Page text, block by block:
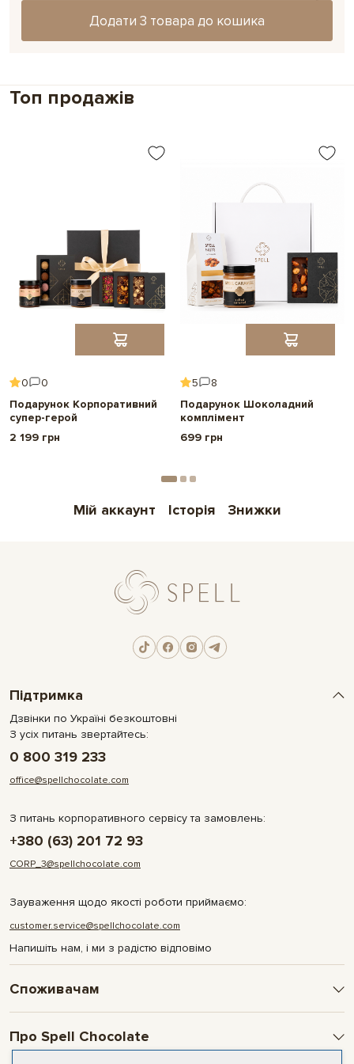
Додати 3 товара до кошика
Топ продажів
0
0
Подарунок Корпоративний
супер-герой
2 199 грн
5
8
Подарунок Шоколадний
комплімент
699 грн
Мій аккаунт Історія Знижки
Підтримка
Дзвінки по Україні безкоштовні
З усіх питань звертайтесь:
0 800 319 233
office@spellchocolate.com
З питань корпоративного сервісу та замовлень:
+380 (63) 201 72 93
CORP_3@spellchocolate.com
Зауваження щодо якості роботи приймаємо:
customer.service@spellchocolate.com
Напишіть нам, і ми з радістю відповімо
Споживачам
Оплата та доставка
Умови і гарантії
Про Spell Chocolate